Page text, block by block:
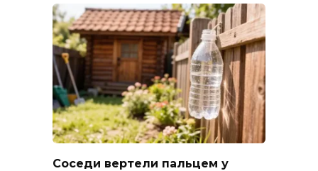
Соседи вертели пальцем у